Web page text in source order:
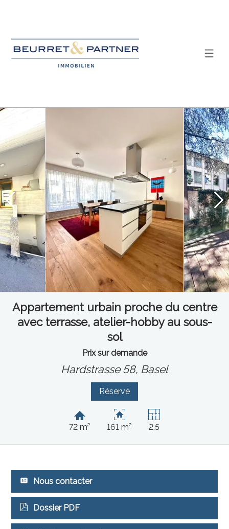
Appartement urbain proche du centre
avec terrasse, atelier-hobby au sous-
sol
Prix sur demande
Hardstrasse 58, Basel
Réservé
72 m² 161 m² 2.5
Nous contacter
Dossier PDF